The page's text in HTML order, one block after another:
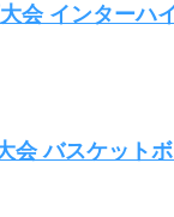
会 インターハ
会 バスケット